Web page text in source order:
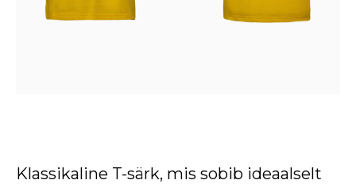
Klassikaline T-särk, mis sobib ideaalselt